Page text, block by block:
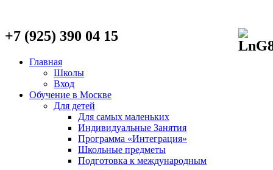
+7 (925) 390 04 15
Главная
Школы
Вход
Обучение в Москве
Для детей
Для самых маленьких
Индивидуальные Занятия
Программа «Интеграция»
Школьные предметы
Подготовка к международным